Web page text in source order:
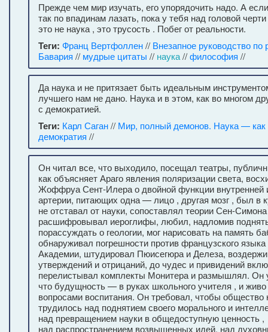
Прежде чем мир изучать, его упорядочить надо. А
так по впадинам лазать, пока у тебя над головой
это не наука , это трусость . Побег от реальности.
Теги: Франц Вертфоллен// Внезапное руководство
Бавария // мудрые цитаты // наука//философия //
Да наука и не притязает быть идеальным
лучшего нам не дано. Наука и в этом, как во многом
с демократией.
Теги: Карл Саган// Мир, полный демонов. Наука — как
демократия //
Он читал все, что выходило, посещал театры,
как объясняет Араго явления поляризации света,
Жоффруа Сент-Илера о двойной функции внутренней
артерии, питающих одна — лицо , другая мозг , был в
не отставал от науки, сопоставлял теории Сен-
расшифровывал иероглифы, любил, надломив
порассуждать о геологии, мог нарисовать на память
обнаруживал погрешности против французского
Академии, штудировал Пюисегюра и Делеза,
утверждений и отрицаний, до чудес и привидений
перелистывал комплекты Монитера и размышлял. Он
что будущность — в руках школьного учителя , и
вопросами воспитания. Он требовал, чтобы общество
трудилось над поднятием своего морального и
над превращением науки в общедоступную ценность ,
над распространением возвышенных идей, над